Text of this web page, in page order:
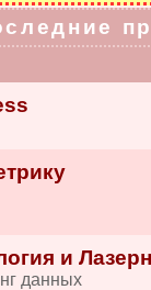
и
данных